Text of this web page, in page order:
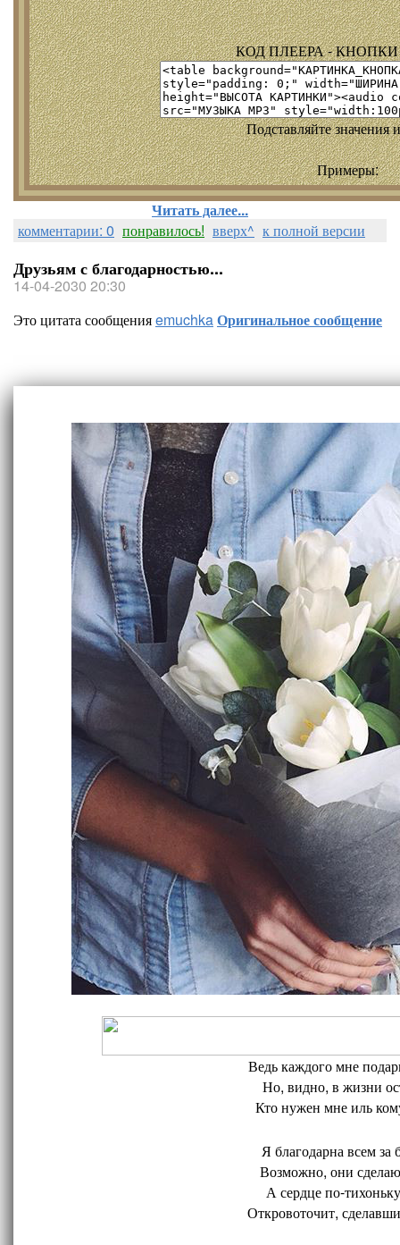
КОД ПЛЕЕРА - КНОПКИ
Подставляйте значения
Примеры:
Читать далее...
комментарии: 0 понравилось! вверх^ к полной версии
Друзьям с благодарностью...
14-04-2030 20:30
Это цитата сообщенияemuchkaОригинальное сообщение
Ведь каждого мне
Но, видно, в жизни
Кто нужен мне иль
Я благодарна всем за
Возможно, они
А сердце по-
Откровоточит,